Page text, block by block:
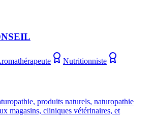
Nutritionniste
produits naturels, naturopathie
magasins, cliniques vétérinaires, et